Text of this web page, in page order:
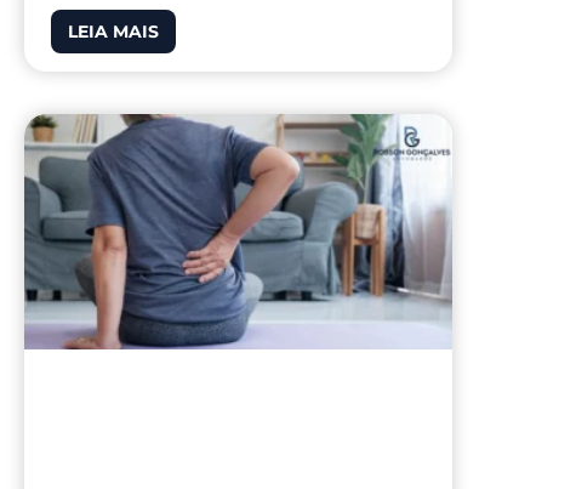
LEIA MAIS